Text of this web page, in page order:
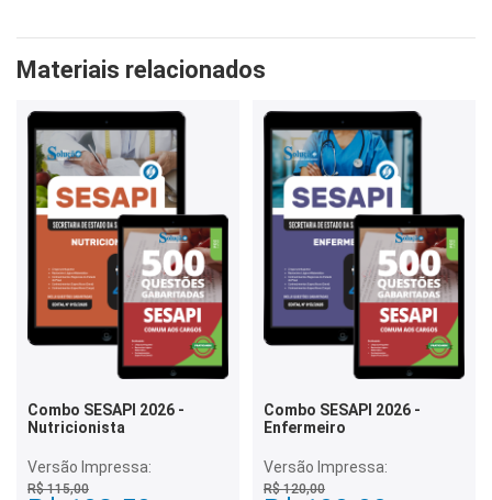
Materiais relacionados
Combo SESAPI 2026 -
Nutricionista
Versão Impressa:
R$ 115,00
Combo SESAPI 2026 -
Enfermeiro
Versão Impressa:
R$ 120,00